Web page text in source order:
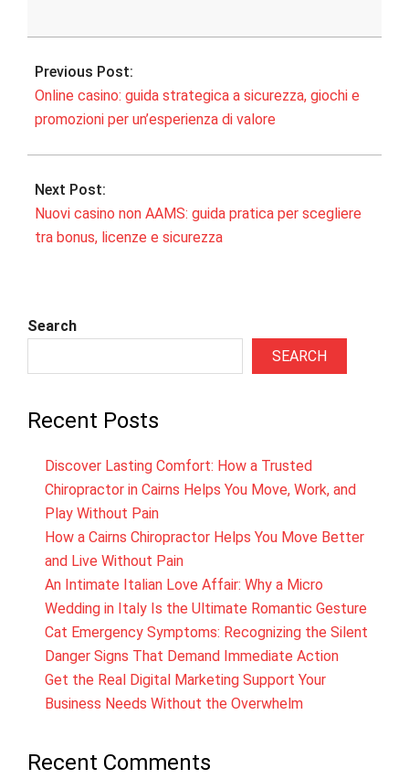
2025-
08
Previous Post:
Online casino: guida strategica a sicurezza, giochi e
promozioni per un’esperienza di valore
Next Post:
Nuovi casino non AAMS: guida pratica per scegliere
tra bonus, licenze e sicurezza
Search
SEARCH
Recent Posts
Discover Lasting Comfort: How a Trusted
Chiropractor in Cairns Helps You Move, Work, and
Play Without Pain
How a Cairns Chiropractor Helps You Move Better
and Live Without Pain
An Intimate Italian Love Affair: Why a Micro
Wedding in Italy Is the Ultimate Romantic Gesture
Cat Emergency Symptoms: Recognizing the Silent
Danger Signs That Demand Immediate Action
Get the Real Digital Marketing Support Your
Business Needs Without the Overwhelm
Recent Comments